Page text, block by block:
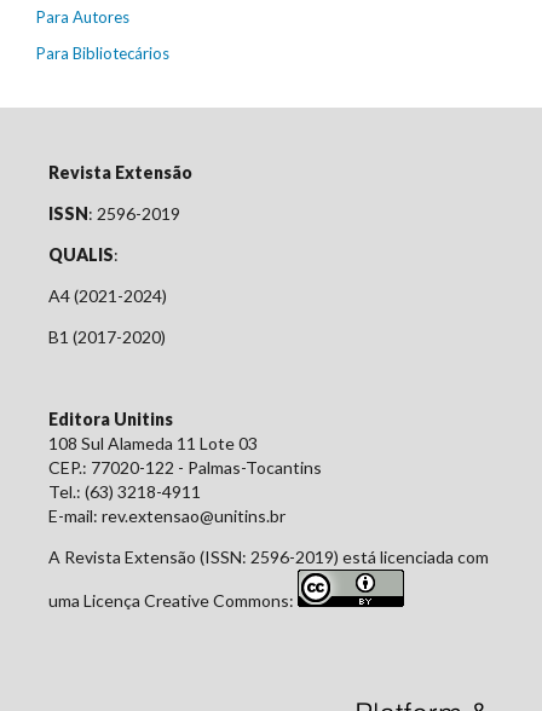
Para Autores
Para Bibliotecários
Revista Extensão
ISSN: 2596-2019
QUALIS:
A4 (2021-2024)
B1 (2017-2020)
Editora Unitins
108 Sul Alameda 11 Lote 03
CEP.: 77020-122 - Palmas-Tocantins
Tel.: (63) 3218-4911
E-mail: rev.extensao@unitins.br
A Revista Extensão (ISSN: 2596-2019) está licenciada com
uma Licença Creative Commons: